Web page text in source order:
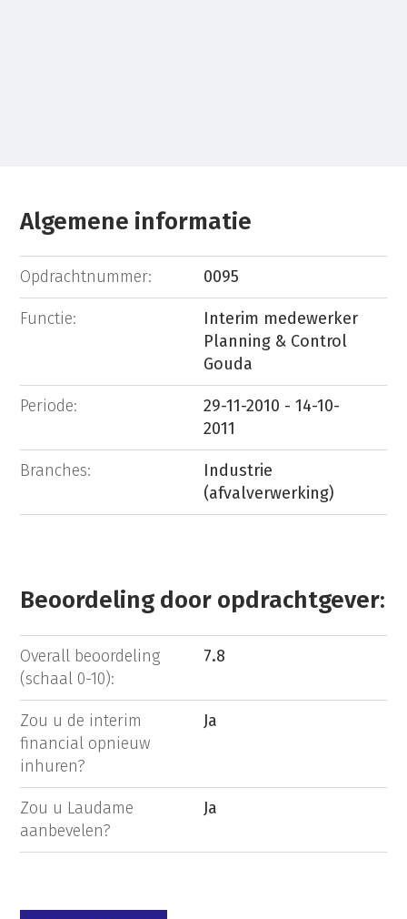
Algemene informatie
Opdrachtnummer: 0095
Functie:
Interim medewerker
Planning & Control
Gouda
Periode:
29-11-2010 - 14-10-
2011
Branches:
Industrie
(afvalverwerking)
Beoordeling door opdrachtgever:
Overall beoordeling
(schaal 0-10):
7.8
Zou u de interim
financial opnieuw
inhuren?
Ja
Zou u Laudame
aanbevelen?
Ja